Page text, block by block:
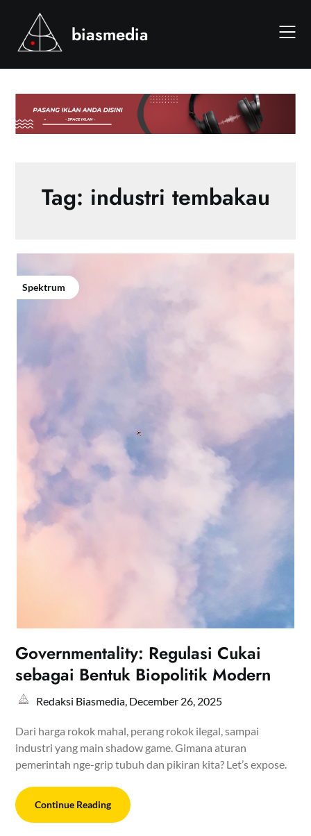
content
biasmedia
Tag: industri tembakau
Spektrum
Governmentality: Regulasi Cukai
sebagai Bentuk Biopolitik Modern
Redaksi Biasmedia, December 26, 2025
Dari harga rokok mahal, perang rokok ilegal, sampai
industri yang main shadow game. Gimana aturan
pemerintah nge-grip tubuh dan pikiran kita? Let’s expose.
Continue Reading